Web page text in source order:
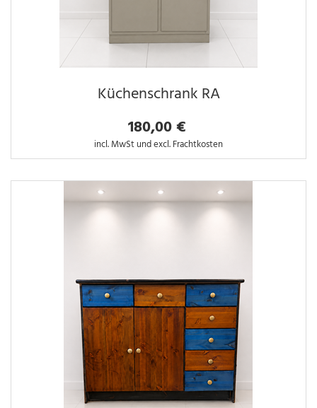
Küchenschrank RA
180,00 €
incl. MwSt und excl. Frachtkosten